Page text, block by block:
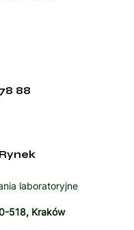
88
laboratoryjne
518, Kraków